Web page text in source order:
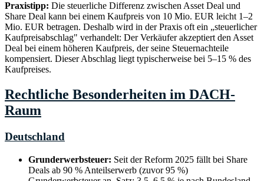
Praxistipp: Die steuerliche Differenz zwischen Asset Deal und
Share Deal kann bei einem Kaufpreis von 10 Mio. EUR leicht 1–2
Mio. EUR betragen. Deshalb wird in der Praxis oft ein „steuerlicher
Kaufpreisabschlag" verhandelt: Der Verkäufer akzeptiert den Asset
Deal bei einem höheren Kaufpreis, der seine Steuernachteile
kompensiert. Dieser Abschlag liegt typischerweise bei 5–15 % des
Kaufpreises.
Rechtliche Besonderheiten im DACH-
Raum
Deutschland
Grunderwerbsteuer: Seit der Reform 2025 fällt bei Share
Deals ab 90 % Anteilserwerb (zuvor 95 %)